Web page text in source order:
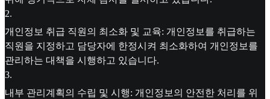
2.
개인정보 취급 직원의 최소화 및 교육: 개인정보를 취급하는
직원을 지정하고 담당자에 한정시켜 최소화하여 개인정보를
관리하는 대책을 시행하고 있습니다.
3.
내부 관리계획의 수립 및 시행: 개인정보의 안전한 처리를 위